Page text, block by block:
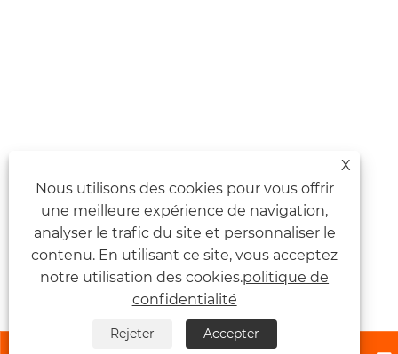
X
Nous utilisons des cookies pour vous offrir
une meilleure expérience de navigation,
analyser le trafic du site et personnaliser le
contenu. En utilisant ce site, vous acceptez
notre utilisation des cookies.politique de
confidentialité
Rejeter Accepter